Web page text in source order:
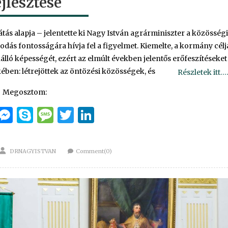
alapja – jelentette ki Nagy István agrárminiszter a közösségi
fontosságára hívja fel a figyelmet. Kiemelte, a kormány
képességét, ezért az elmúlt években jelentős erőfeszítéseket
létrejöttek az öntözési közösségek, és
Részletek itt….
Megosztom:
Messenger
Skype
Message
Twitter
LinkedIn
Author
DRNAGYISTVAN Comment(0)